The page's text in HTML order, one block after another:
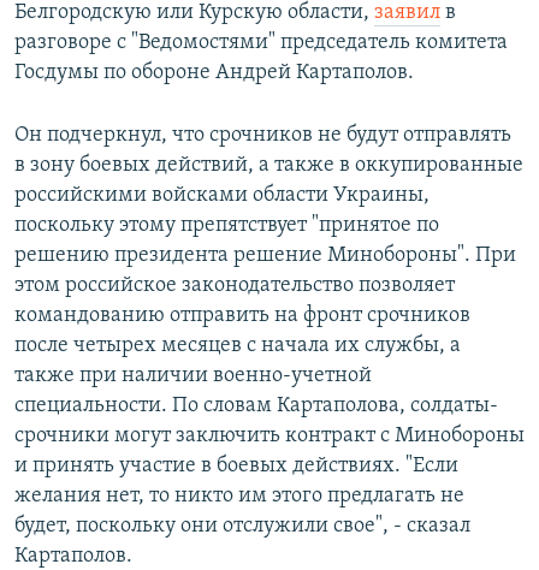
Белгородскую или Курскую области, заявил в
разговоре с "Ведомостями" председатель комитета
Госдумы по обороне Андрей Картаполов.
Он подчеркнул, что срочников не будут отправлять
в зону боевых действий, а также в оккупированные
российскими войсками области Украины,
поскольку этому препятствует "принятое по
решению президента решение Минобороны". При
этом российское законодательство позволяет
командованию отправить на фронт срочников
после четырех месяцев с начала их службы, а
также при наличии военно-учетной
специальности. По словам Картаполова, солдаты-
срочники могут заключить контракт с Минобороны
и принять участие в боевых действиях. "Если
желания нет, то никто им этого предлагать не
будет, поскольку они отслужили свое", - сказал
Картаполов.